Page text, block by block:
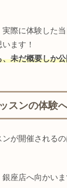
際に体験した
ます！
未だ概要しか
スンの体験へ
が開催される
座店へ向かいま